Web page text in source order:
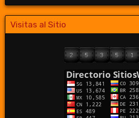
Visitas al Sitio